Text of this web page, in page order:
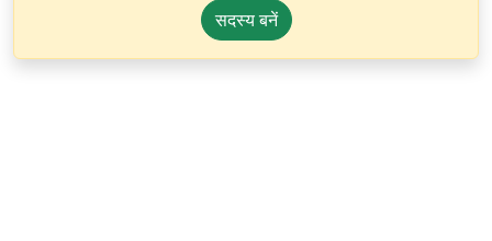
सदस्य बनें